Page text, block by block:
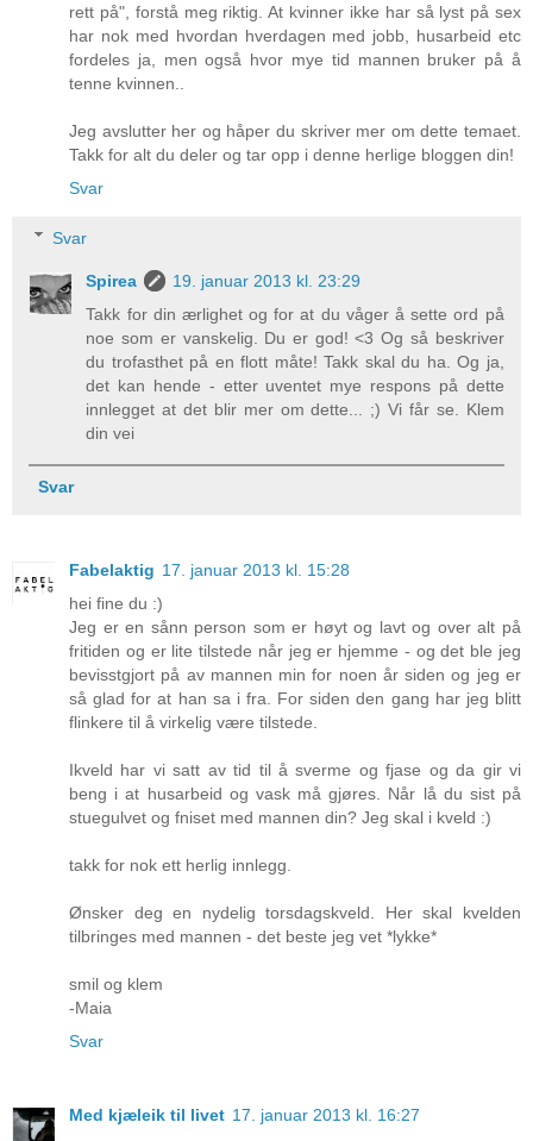
rett på", forstå meg riktig. At kvinner ikke har så lyst på sex
har nok med hvordan hverdagen med jobb, husarbeid etc
fordeles ja, men også hvor mye tid mannen bruker på å
tenne kvinnen..
Jeg avslutter her og håper du skriver mer om dette temaet.
Takk for alt du deler og tar opp i denne herlige bloggen din!
Svar
Svar
Spirea
19. januar 2013 kl. 23:29
Takk for din ærlighet og for at du våger å sette ord på
noe som er vanskelig. Du er god! <3 Og så beskriver
du trofasthet på en flott måte! Takk skal du ha. Og ja,
det kan hende - etter uventet mye respons på dette
innlegget at det blir mer om dette... ;) Vi får se. Klem
din vei
Svar
Fabelaktig 17. januar 2013 kl. 15:28
hei fine du :)
Jeg er en sånn person som er høyt og lavt og over alt på
fritiden og er lite tilstede når jeg er hjemme - og det ble jeg
bevisstgjort på av mannen min for noen år siden og jeg er
så glad for at han sa i fra. For siden den gang har jeg blitt
flinkere til å virkelig være tilstede.
Ikveld har vi satt av tid til å sverme og fjase og da gir vi
beng i at husarbeid og vask må gjøres. Når lå du sist på
stuegulvet og fniset med mannen din? Jeg skal i kveld :)
takk for nok ett herlig innlegg.
Ønsker deg en nydelig torsdagskveld. Her skal kvelden
tilbringes med mannen - det beste jeg vet *lykke*
smil og klem
-Maia
Svar
Med kjæleik til livet 17. januar 2013 kl. 16:27